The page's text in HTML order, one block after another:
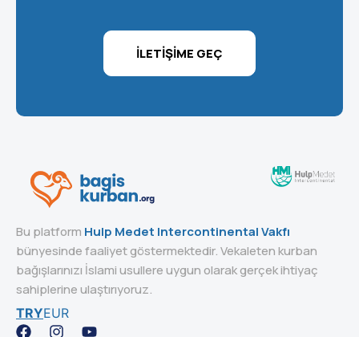
İLETIŞIME GEÇ
Bu platform Hulp Medet Intercontinental Vakfı
bünyesinde faaliyet göstermektedir. Vekaleten kurban
bağışlarınızı İslami usullere uygun olarak gerçek ihtiyaç
sahiplerine ulaştırıyoruz.
TRYEUR